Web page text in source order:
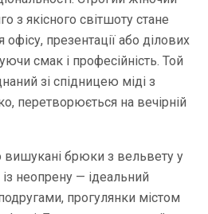
з якісного світшоту стане
презентації або ділових
смак і професійність. Той
зі спідницею міді з
перетворюється на вечірній
вишукані брюки з вельвету у
неопрену — ідеальний
прогулянки містом